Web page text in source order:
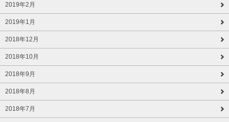
2019年2月
2019年1月
2018年12月
2018年10月
2018年9月
2018年8月
2018年7月